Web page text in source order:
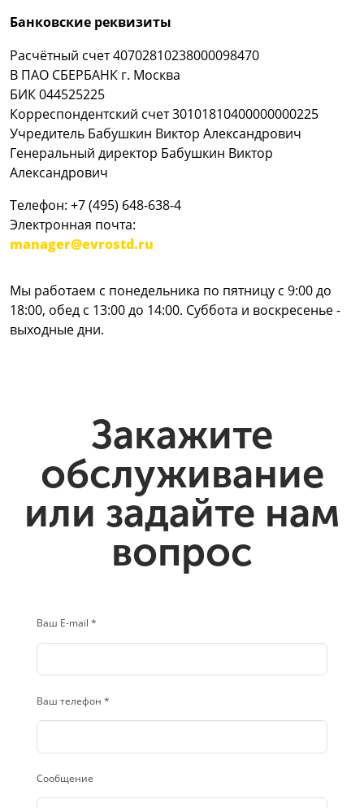
Банковские реквизиты
Расчётный счет 40702810238000098470
В ПАО СБЕРБАНК г. Москва
БИК 044525225
Корреспондентский счет 30101810400000000225
Учредитель Бабушкин Виктор Александрович
Генеральный директор Бабушкин Виктор
Александрович
Телефон: +7 (495) 648-638-4
Электронная почта:
manager@evrostd.ru
Мы работаем с понедельника по пятницу с 9:00 до
18:00, обед с 13:00 до 14:00. Суббота и воскресенье -
выходные дни.
Закажите
обслуживание
или задайте нам
вопрос
Ваш E-mail *
Ваш телефон *
Сообщение